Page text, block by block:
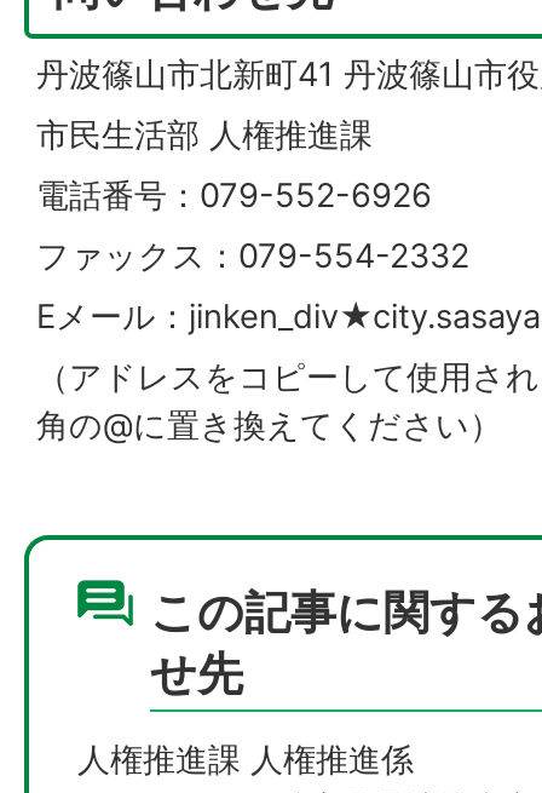
丹波篠山市北新町41 丹波篠山市
市民生活部 人権推進課
電話番号：079-552-6926
ファックス：079-554-2332
Eメール：
（アドレスをコピーして使用さ
角の@に置き換えてください）
この記事に関する
せ先
人権推進課 人権推進係